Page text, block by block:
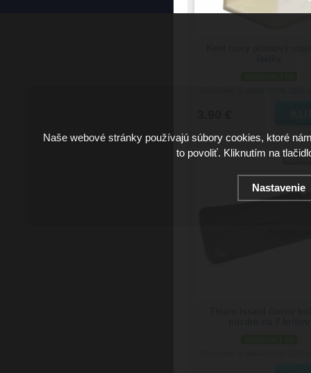
Naše webové stránky používajú súbory cookies, ktoré
to povoliť. Kliknutím na
Nastavenie